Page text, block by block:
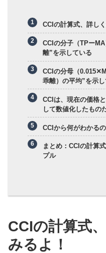
CCIの計算式、詳し
CCIの分子（TPー
離”を示している
CCIの分母（
乖離）の平均”を示
CCIは、現在の価格
して数値化したもの
CCIから何がわかる
まとめ：CCIの計算
プル
CCIの計算式
みるよ！